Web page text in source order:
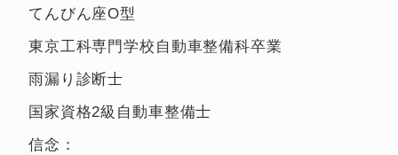
てんびん座O型
東京工科専門学校自動車整備科卒業
雨漏り診断士
国家資格2級自動車整備士
信念：